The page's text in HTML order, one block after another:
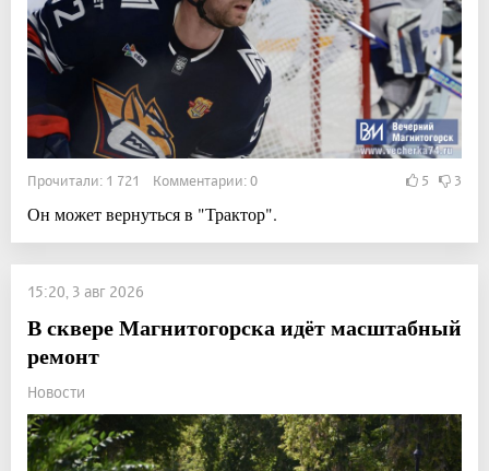
Прочитали: 1 721 Комментарии: 0 5 3
Он может вернуться в "Трактор".
15:20, 3 авг 2026
В сквере Магнитогорска идёт масштабный
ремонт
Новости